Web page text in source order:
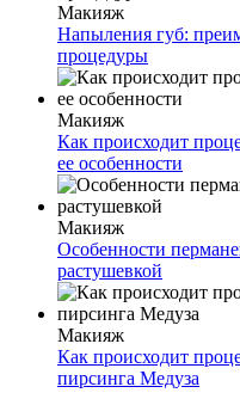
Макияж
Напыления губ:
процедуры
Макияж
Как происходит
ее особенности
Макияж
Особенности
растушевкой
Макияж
Как происходит
пирсинга Медуза